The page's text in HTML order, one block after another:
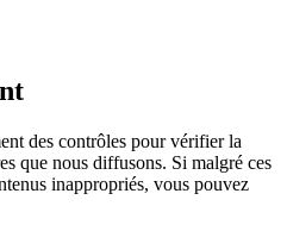
des contrôles pour vérifier la
que nous diffusons. Si malgré ces
inappropriés, vous pouvez